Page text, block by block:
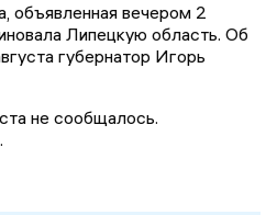
объявленная вечером 2
Липецкую область. Об
губернатор Игорь
не сообщалось.